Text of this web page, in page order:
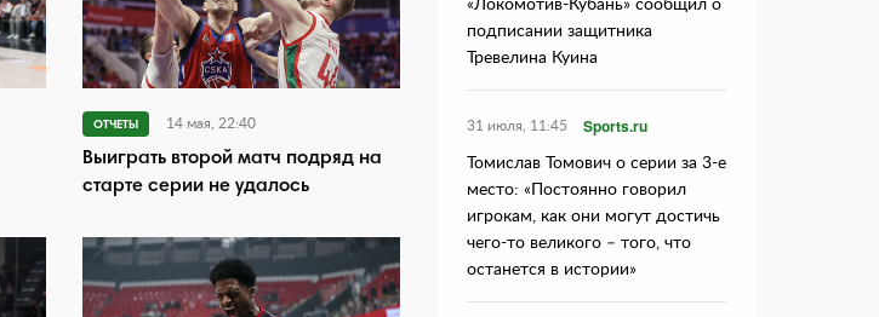
ОТЧЕТЫ 14 мая, 22:40
Выиграть второй матч подряд на
старте серии не удалось
«Локомотив-Кубань» сообщил о
подписании защитника
Тревелина Куина
31 июля, 11:45 Sports.ru
Томислав Томович о серии за 3-е
место: «Постоянно говорил
игрокам, как они могут достичь
чего-то великого – того, что
останется в истории»